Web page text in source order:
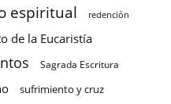
espiritual redención
de la Eucaristía
Sagrada Escritura
sufrimiento y cruz